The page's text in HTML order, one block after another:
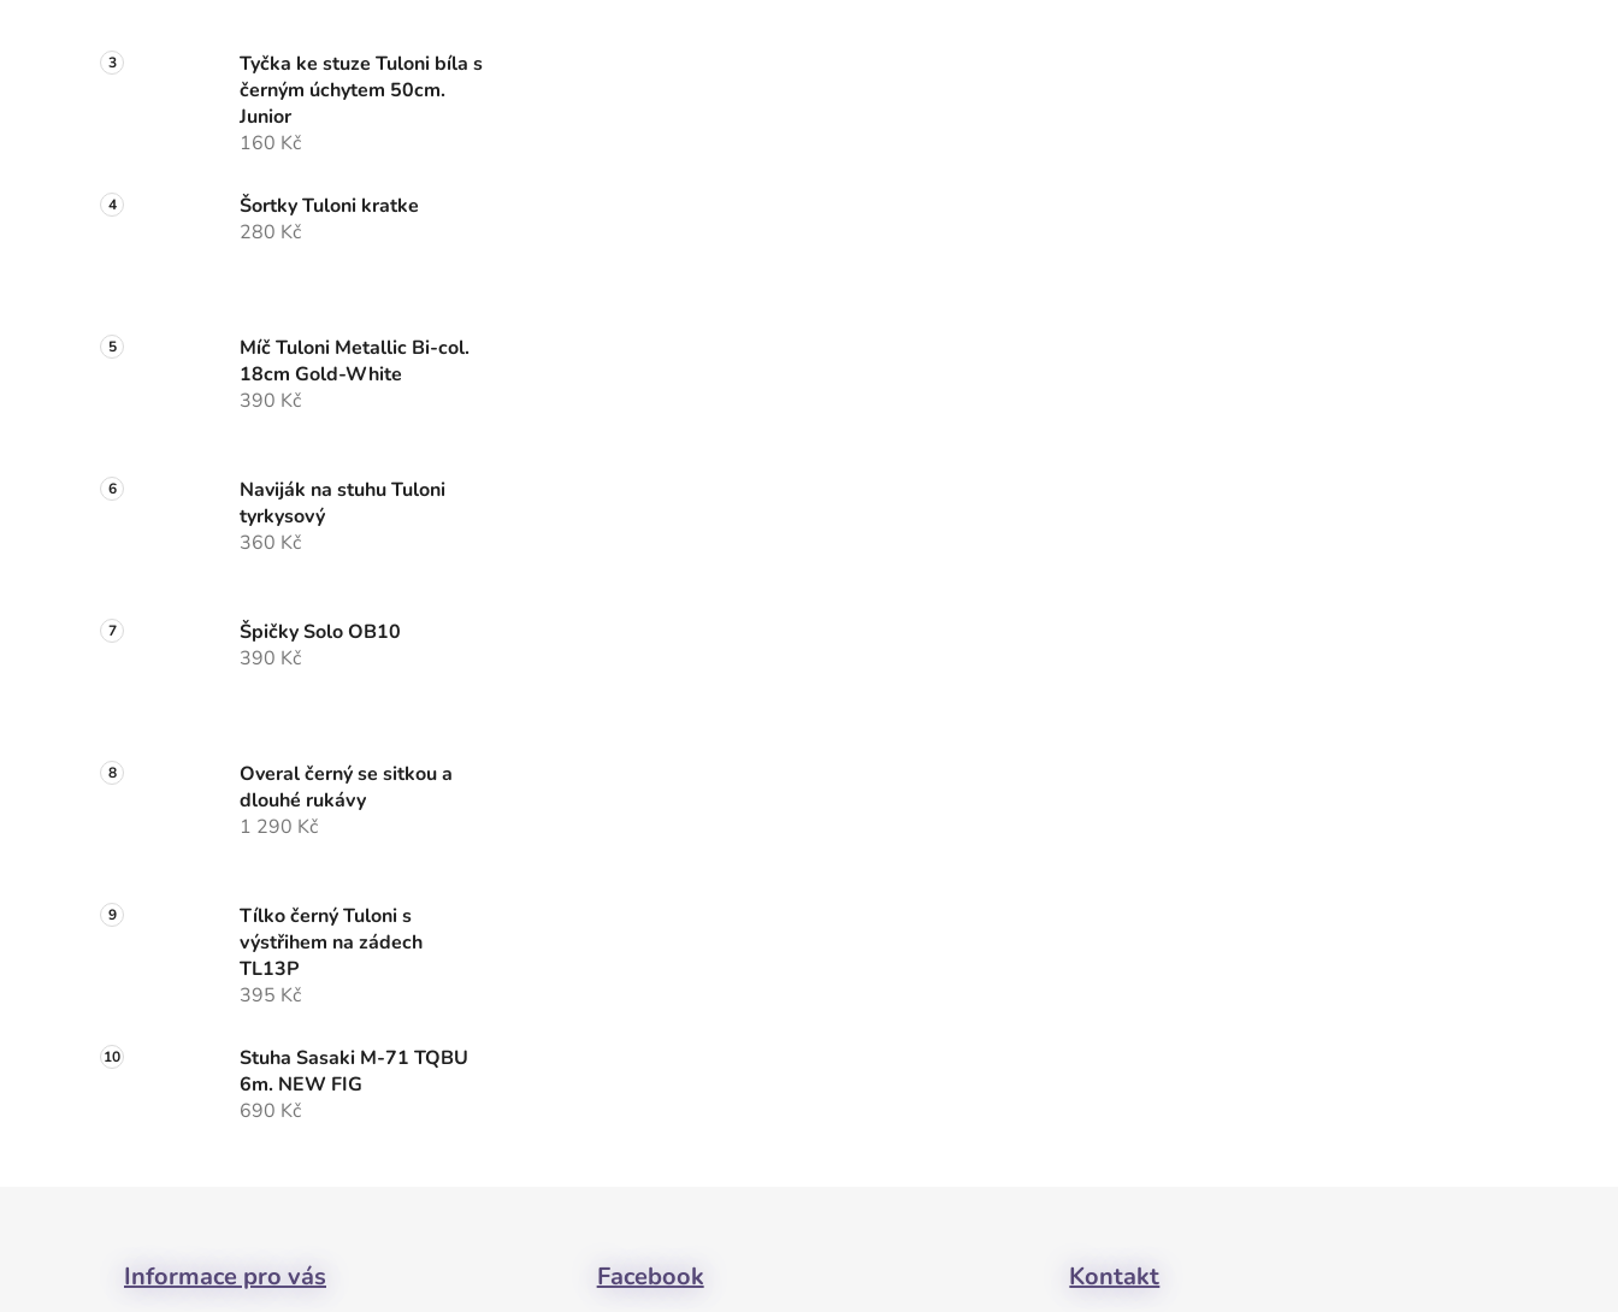
Tyčka ke stuze Tuloni bíla s
černým úchytem 50cm.
Junior
160 Kč
Šortky Tuloni kratke
280 Kč
Míč Tuloni Metallic Bi-col.
18cm Gold-White
390 Kč
Naviják na stuhu Tuloni
tyrkysový
360 Kč
Špičky Solo OB10
390 Kč
Overal černý se sitkou a
dlouhé rukávy
1 290 Kč
Tílko černý Tuloni s
výstřihem na zádech
TL13P
395 Kč
Stuha Sasaki M-71 TQBU
6m. NEW FIG
690 Kč
Informace pro vás Facebook Kontakt